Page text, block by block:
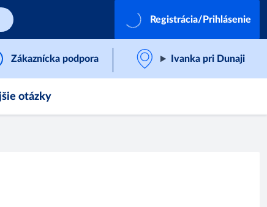
Registrácia/Prihlásenie
Zákaznícka podpora Ivanka pri Dunaji
otázky